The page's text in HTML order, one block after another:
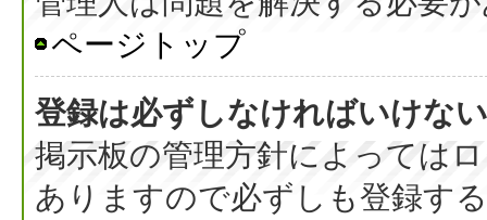
ページトップ
登録は必ずしなければいけな
掲示板の管理方針によっては
ありますので必ずしも登録す